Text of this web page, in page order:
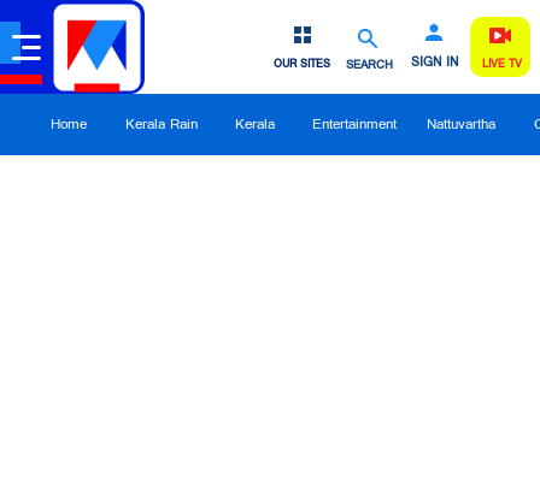
SEARCH SIGN IN
OUR SITES LIVE TV
Home Kerala Rain Kerala Entertainment Nattuvartha